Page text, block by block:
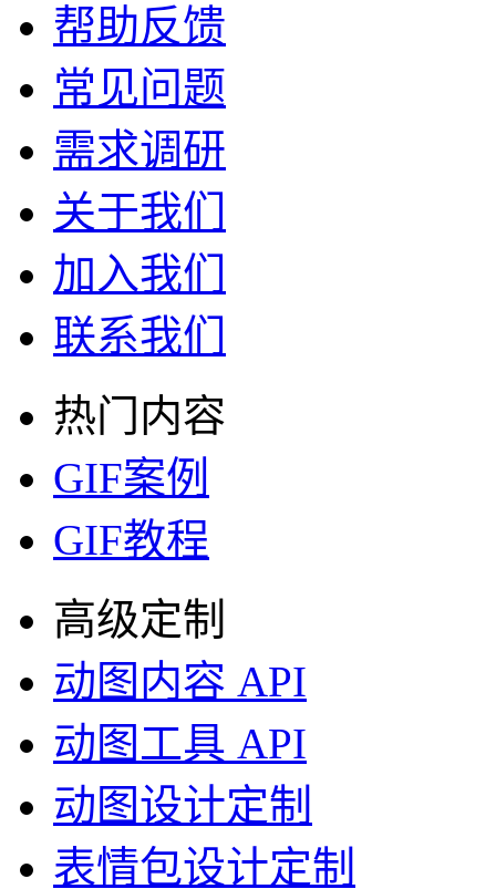
帮助反馈
常见问题
需求调研
关于我们
加入我们
联系我们
热门内容
GIF案例
GIF教程
高级定制
动图内容 API
动图工具 API
动图设计定制
表情包设计定制